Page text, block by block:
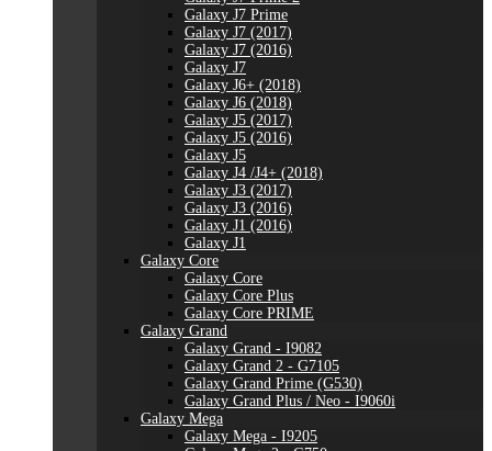
Galaxy J7 Prime
Galaxy J7 (2017)
Galaxy J7 (2016)
Galaxy J7
Galaxy J6+ (2018)
Galaxy J6 (2018)
Galaxy J5 (2017)
Galaxy J5 (2016)
Galaxy J5
Galaxy J4 /J4+ (2018)
Galaxy J3 (2017)
Galaxy J3 (2016)
Galaxy J1 (2016)
Galaxy J1
Galaxy Core
Galaxy Core
Galaxy Core Plus
Galaxy Core PRIME
Galaxy Grand
Galaxy Grand - I9082
Galaxy Grand 2 - G7105
Galaxy Grand Prime (G530)
Galaxy Grand Plus / Neo - I9060i
Galaxy Mega
Galaxy Mega - I9205